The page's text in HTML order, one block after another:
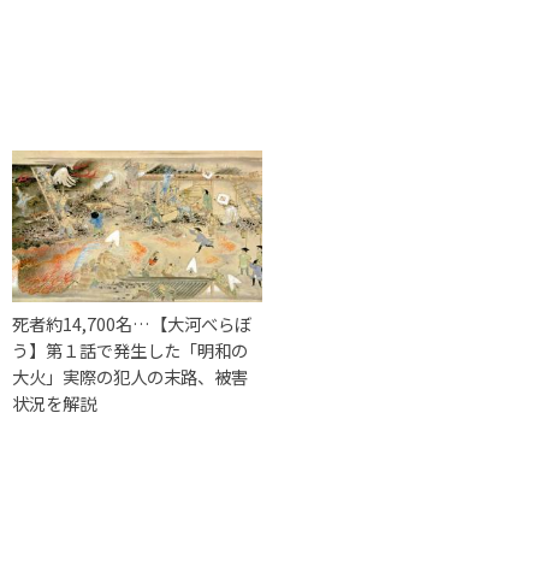
死者約14,700名…【大河べらぼ
う】第１話で発生した「明和の
大火」実際の犯人の末路、被害
状況を解説